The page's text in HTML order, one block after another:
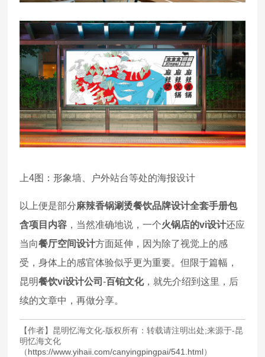
上4图：形象墙、户外站台等处的海报设计
以上便是部分麻辣香锅涮烫餐饮品牌设计全套手册包
含项目内容 ，当然准确地说，一个火锅店的vi设计还应
当向餐厅空间设计方面延伸，因为除了视觉上的感
受，身体上的感官体验似乎更为重要。但限于篇幅，
昆明餐饮vi设计公司-百铂文化，就先介绍到这里，后
续的文章中，再做分享。
【作者】昆明忆海文化-版权所有：转载请注明出处;来源于-昆
明忆海文化
（https://www.yihaii.com/canyingpingpai/541.html）